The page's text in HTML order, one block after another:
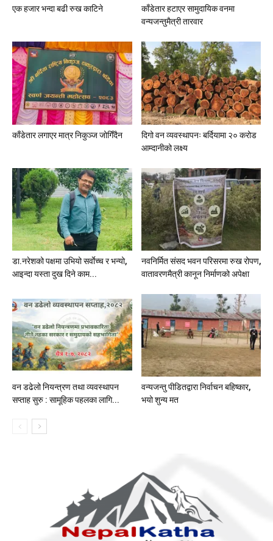
एक हजार भन्दा बढी रुख काटिने
काँडेतार हटाएर सामुदायिक वनमा
वन्यजन्तुमैत्री तारवार
काँडेतार लगाएर मात्र निकुञ्ज जोगिँदैन
दिगो वन व्यवस्थापनः बर्दियामा २० करोड
आम्दानीको लक्ष्य
डा.नरेशको पक्षमा उभियो सर्वाेच्च र भन्यो,
आइन्दा यस्ता दुख दिने काम...
नवनिर्मित संसद भवन परिसरमा रुख रोपण,
वातावरणमैत्री कानून निर्माणको अपेक्षा
वन डढेलो नियन्त्रण तथा व्यवस्थापन
सप्ताह सुरु : सामूहिक पहलका लागि...
वन्यजन्तु पीडितद्वारा निर्वाचन बहिष्कार,
भयो शुन्य मत